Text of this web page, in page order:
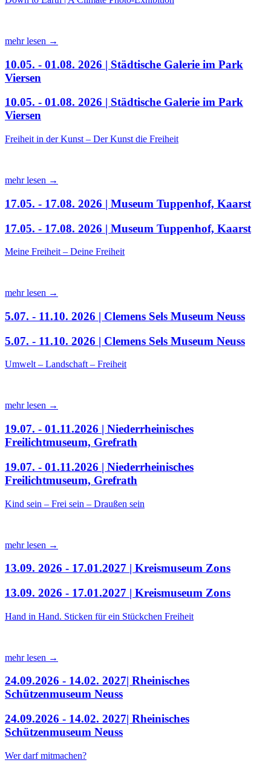
mehr lesen →
10.05. - 01.08. 2026 | Städtische Galerie im Park
Viersen
10.05. - 01.08. 2026 | Städtische Galerie im Park
Viersen
Freiheit in der Kunst – Der Kunst die Freiheit
mehr lesen →
17.05. - 17.08. 2026 | Museum Tuppenhof, Kaarst
17.05. - 17.08. 2026 | Museum Tuppenhof, Kaarst
Meine Freiheit – Deine Freiheit
mehr lesen →
5.07. - 11.10. 2026 | Clemens Sels Museum Neuss
5.07. - 11.10. 2026 | Clemens Sels Museum Neuss
Umwelt – Landschaft – Freiheit
mehr lesen →
19.07. - 01.11.2026 | Niederrheinisches
Freilichtmuseum, Grefrath
19.07. - 01.11.2026 | Niederrheinisches
Freilichtmuseum, Grefrath
Kind sein – Frei sein – Draußen sein
mehr lesen →
13.09. 2026 - 17.01.2027 | Kreismuseum Zons
13.09. 2026 - 17.01.2027 | Kreismuseum Zons
Hand in Hand. Sticken für ein Stückchen Freiheit
mehr lesen →
24.09.2026 - 14.02. 2027| Rheinisches
Schützenmuseum Neuss
24.09.2026 - 14.02. 2027| Rheinisches
Schützenmuseum Neuss
Wer darf mitmachen?